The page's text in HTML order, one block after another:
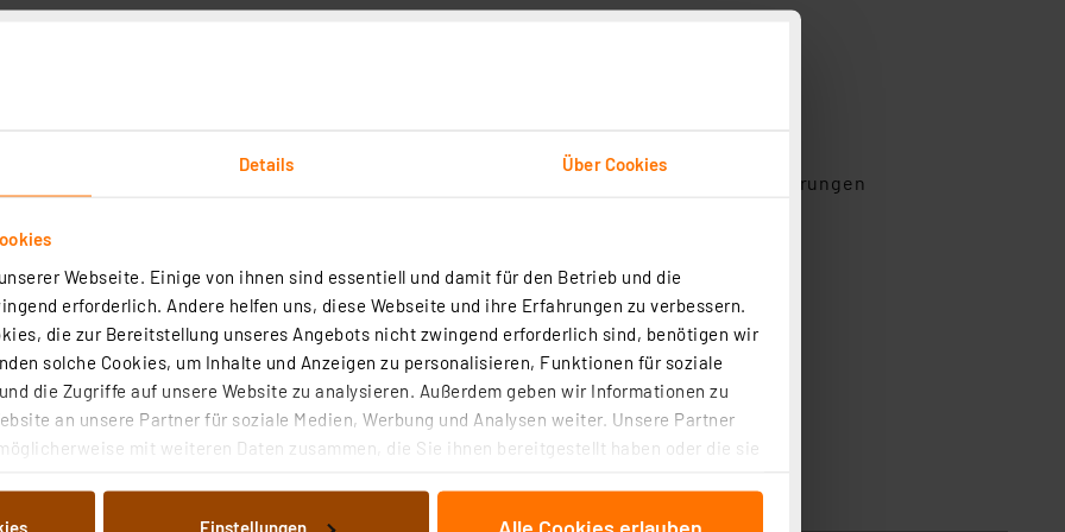
Details Über Cookies
Webseite. Einige von ihnen sind essentiell und damit für den Betrieb und die
erforderlich. Andere helfen uns, diese Webseite und ihre Erfahrungen zu verbessern.
die zur Bereitstellung unseres Angebots nicht zwingend erforderlich sind, benötigen wir
solche Cookies, um Inhalte und Anzeigen zu personalisieren, Funktionen für soziale
die Zugriffe auf unsere Website zu analysieren. Außerdem geben wir Informationen zu
an unsere Partner für soziale Medien, Werbung und Analysen weiter. Unsere Partner
mit weiteren Daten zusammen, die Sie ihnen bereitgestellt haben oder die sie
Einstellungen Alle Cookies erlauben
konventionelle drahtgebundene Taster
Funktionsanzeigen
in Konfigurationsphasen wichtig
von Funktelegrammen) - wirksames Kontrollinstrument bei Konfiguration und Störungen
Lösungen:
App und gebührenfreiem Cloud-Service